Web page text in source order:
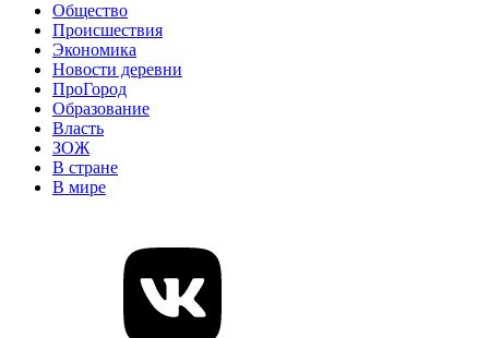
Общество
Происшествия
Экономика
Новости деревни
ПроГород
Образование
Власть
ЗОЖ
В стране
В мире